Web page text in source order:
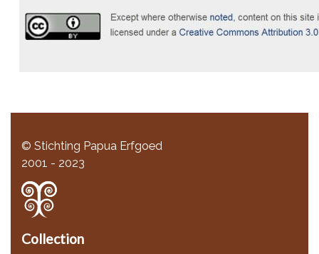
© Stichting Papua Erfgoed
2001 - 2023
Collection